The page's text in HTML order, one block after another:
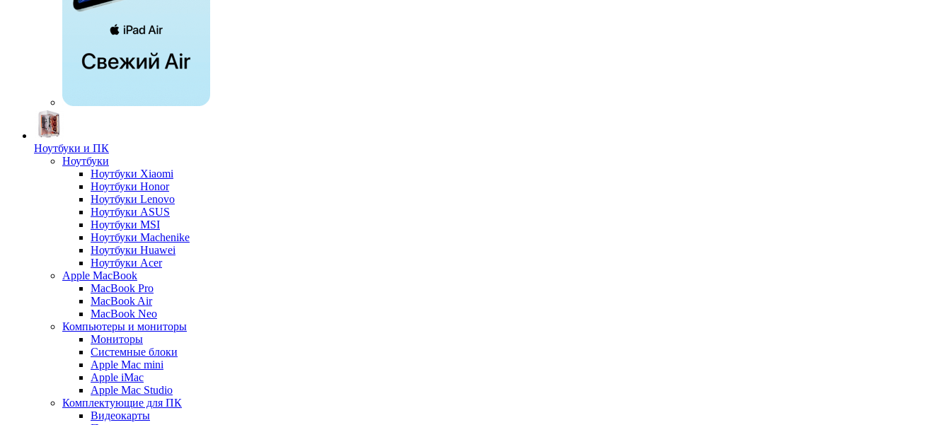
Ноутбуки и ПК
Ноутбуки
Ноутбуки Xiaomi
Ноутбуки Honor
Ноутбуки Lenovo
Ноутбуки ASUS
Ноутбуки MSI
Ноутбуки Machenike
Ноутбуки Huawei
Ноутбуки Acer
Apple MacBook
MacBook Pro
MacBook Air
MacBook Neo
Компьютеры и мониторы
Мониторы
Системные блоки
Apple Mac mini
Apple iMac
Apple Mac Studio
Комплектующие для ПК
Видеокарты